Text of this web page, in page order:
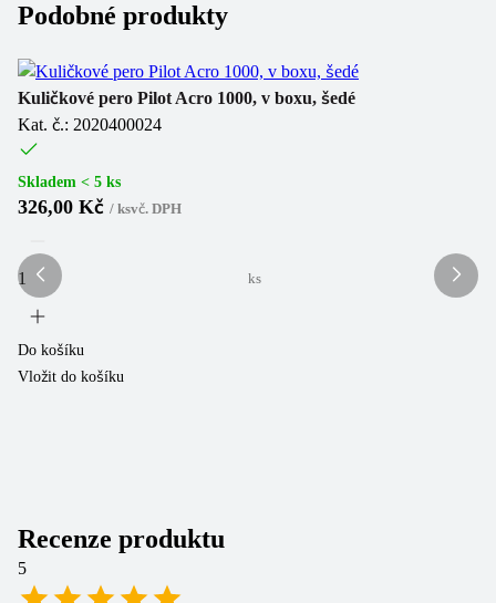
Podobné produkty
Kuličkové pero Pilot Acro 1000, v boxu, šedé
Kat. č.: 2020400024
Skladem < 5 ks
326,00 Kč / ksvč. DPH
ks
Do košíku
Vložit do košíku
Recenze produktu
5